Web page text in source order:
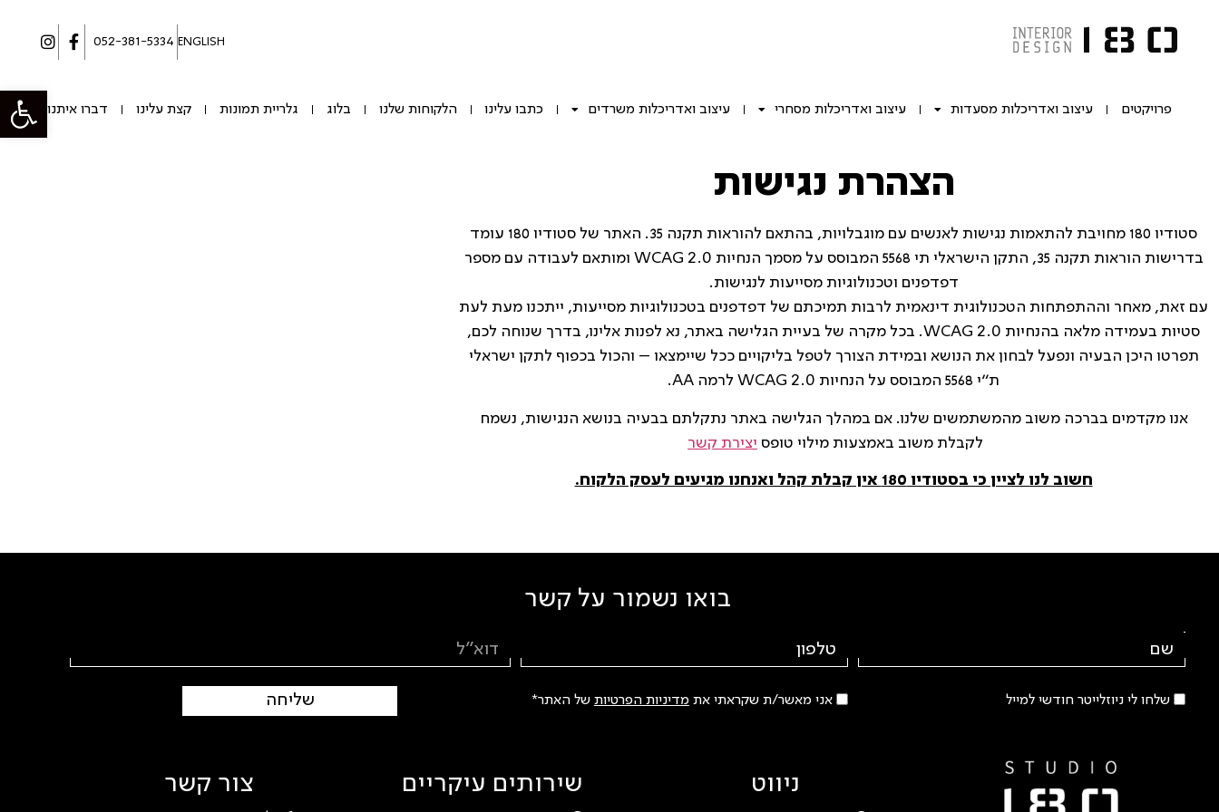
פתח
ENGLISH
פרויקטים עיצוב ואדריכלות מסעדות עיצוב ואדריכלות מסחרי עיצוב ואדריכלות משרדים כתבו עלינו הלקוחות שלנו בלוג גלריית תמונות קצת עלינו דברו איתנו
הצהרת נגישות
סטודיו 180 מחויבת להתאמות נגישות לאנשים עם מוגבלויות, בהתאם להוראות תקנה 35. האתר של סטודיו 180 עומד
בדרישות הוראות תקנה 35, התקן הישראלי תי 5568 המבוסס על מסמך הנחיות WCAG 2.0 ומותאם לעבודה עם מספר
דפדפנים וטכנולוגיות מסייעות לנגישות.
עם זאת, מאחר וההתפתחות הטכנולוגית דינאמית לרבות תמיכתם של דפדפנים בטכנולוגיות מסייעות, ייתכנו מעת לעת
סטיות בעמידה מלאה בהנחיות WCAG 2.0. בכל מקרה של בעיית הגלישה באתר, נא לפנות אלינו, בדרך שנוחה לכם,
תפרטו היכן הבעיה ונפעל לבחון את הנושא ובמידת הצורך לטפל בליקויים ככל שיימצאו – והכול בכפוף לתקן ישראלי
ת"י 5568 המבוסס על הנחיות WCAG 2.0 לרמה AA.
אנו מקדמים בברכה משוב מהמשתמשים שלנו. אם במהלך הגלישה באתר נתקלתם בבעיה בנושא הנגישות, נשמח
לקבלת משוב באמצעות מילוי טופס יצירת קשר
חשוב לנו לציין כי בסטודיו 180 אין קבלת קהל ואנחנו מגיעים לעסק הלקוח.
בואו נשמור על קשר
שלחו לי ניוזלייטר חודשי למייל אני מאשר/ת שקראתי את מדיניות הפרטיות של האתר* שליחה
ניווט שירותים עיקריים צור קשר